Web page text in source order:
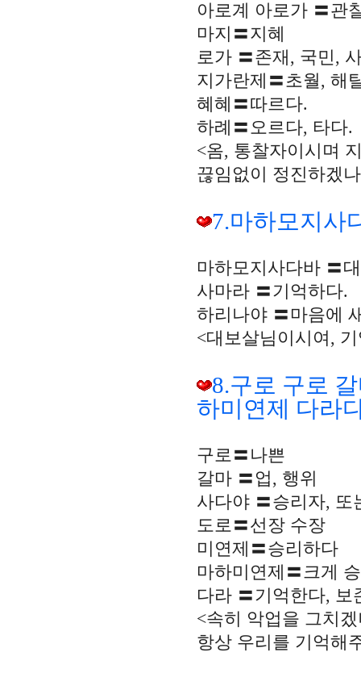
아로계 아로가 〓관
마지〓지혜
로가 〓존재, 국민,
지가란제〓초월, 해
혜혜〓따르다.
하례〓오르다, 타다.
<옴, 통찰자이시며
끊임없이 정진하겠
7.마하모지사
마하모지사다바 〓
사마라 〓기억하다.
하리나야 〓마음에
<대보살님이시여,
8.구로 구로
하미연제 다라
구로〓나쁜
갈마 〓업, 행위
사다야 〓승리자, 또
도로〓선장 수장
미연제〓승리하다
마하미연제〓크게
다라 〓기억한다, 보
<속히 악업을 그치
항상 우리를 기억해